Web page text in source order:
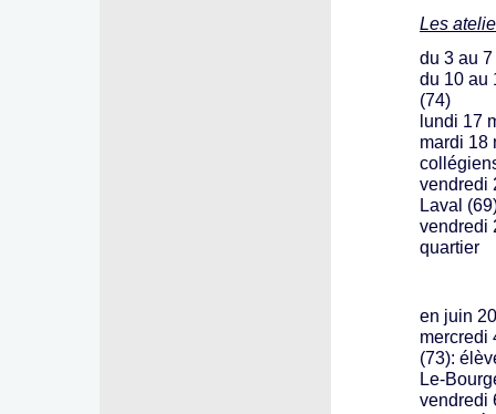
Les
du 3 au
du 10 au
(74)
lundi 17
mardi 18
vendredi
Laval
vendredi
quartier
en juin
mercredi
(73):
Le-
vendredi